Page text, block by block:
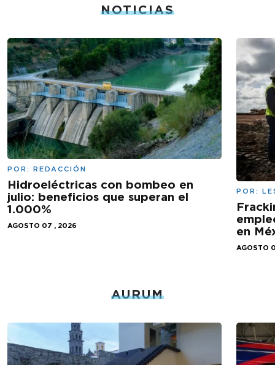
NOTICIAS
POR: REDACCIÓN
Hidroeléctricas con bombeo en
julio: beneficios que superan el
1.000%
AGOSTO 07 , 2026
POR:
en
AGOSTO
AURUM